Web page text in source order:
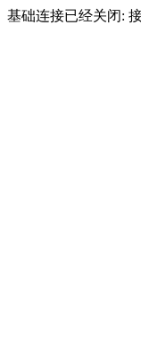
基础连接已经关闭: